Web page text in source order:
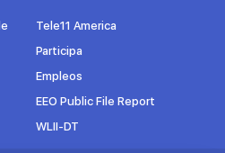
pestañapestañapestaña
Tele11 America
Participa
Empleos
EEO Public File Report
WLII-DT